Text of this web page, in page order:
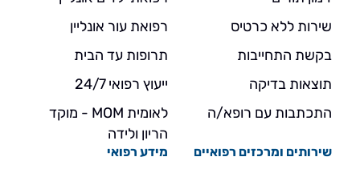
שירות ללא כרטיס
בקשת התחייבות
תוצאות בדיקה
התכתבות עם רופא/ה
רפואת עור אונליין
תרופות עד הבית
ייעוץ רפואי 24/7
לאומית MOM - מוקד
הריון ולידה
שירותים ומרכזים רפואיים מידע רפואי